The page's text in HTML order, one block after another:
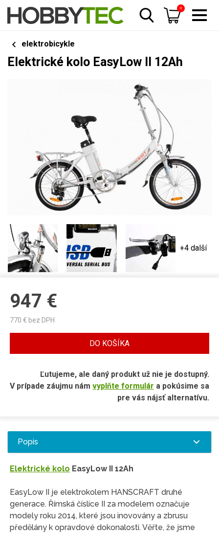
0
elektrobicykle
Elektrické kolo EasyLow II 12Ah
+4 další
947 €
770 € bez DPH
DO KOŠÍKA
Ľutujeme, ale daný produkt už nie je dostupný.
V prípade záujmu nám vyplňte formulár a pokúsime sa
pre vás nájsť alternatívu.
Popis
Elektrické kolo EasyLow II 12Ah
EasyLow II je elektrokolem HANSCRAFT druhé
generace. Římská číslice II za modelem označuje
modely roku 2014, které jsou inovovány a zbrusu
předělány k opravdové dokonalosti. Věřte, že jsme